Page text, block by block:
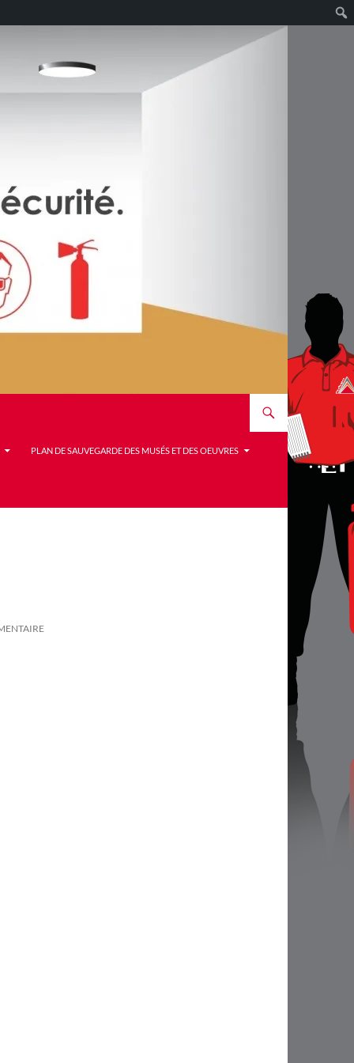
PLAN DE SAUVEGARDE DES MUSÉS ET DES OEUVRES